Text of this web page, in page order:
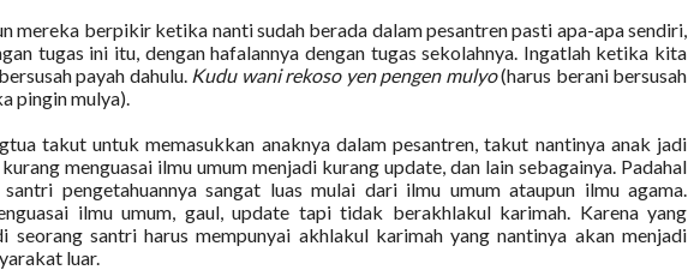
mereka berpikir ketika nanti sudah berada dalam pesantren pasti apa-apa sendiri,
tugas ini itu, dengan hafalannya dengan tugas sekolahnya. Ingatlah ketika kita
payah dahulu. Kudu wani rekoso yen pengen mulyo(harus berani bersusah
pingin mulya).
takut untuk memasukkan anaknya dalam pesantren, takut nantinya anak jadi
menguasai ilmu umum menjadi kurang update, dan lain sebagainya. Padahal
pengetahuannya sangat luas mulai dari ilmu umum ataupun ilmu agama.
ilmu umum, gaul, update tapi tidak berakhlakul karimah. Karena yang
seorang santri harus mempunyai akhlakul karimah yang nantinya akan menjadi
luar.